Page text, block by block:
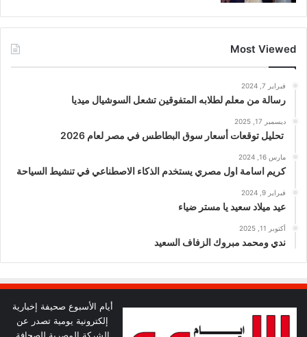
Most Viewed
فبراير 7, 2024
رسالة من معلم لطلابه المتفوقين تشعل السوشيال ميديا
ديسمبر 17, 2025
تحليل توقعات أسعار سوق البطاطس في مصر لعام 2026
مارس 16, 2024
كريم اسامة اول مصري يستخدم الذكاء الاصطناعي في تنشيط السياحة
فبراير 9, 2024
عيد ميلاد سعيد يا مستر ضياء
أكتوبر 11, 2025
ندي ومحمد مبروك الزفاف السعيد
أيام الأسبوع صحيفة إخبارية
إلكترونية يومية تصدر عن